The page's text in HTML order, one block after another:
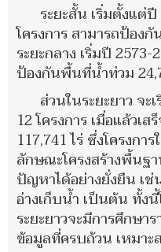
ระยะสั้น เริ่มตั้งแต่
โครงการ สามารถป้อง
ระยะกลาง เริ่มปี
ป้องกันพื้นที่น้ำท่วม
ส่วนในระยะยาว จ
12 โครงการ เมื่อแล้ว
117,741 ไร่ ซึ่งโครงกา
ลักษณะโครงสร้างพื้นฐ
ปัญหาได้อย่างยั่งยืน เช่
อ่างเก็บน้ำ เป็นต้น ทั้งนี้
ระยะยาวจะมีการศึกษา
ข้อมูลที่ครบถ้วน เหมา